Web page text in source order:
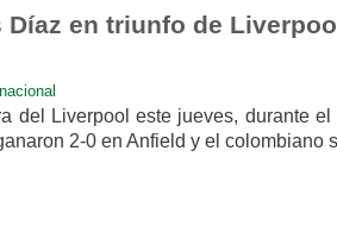
en triunfo de
del Liverpool este jueves, durante
2-0 en Anfield y el colombiano